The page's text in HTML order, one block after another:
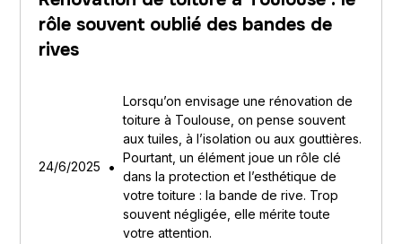
rôle souvent oublié des bandes de
rives
24/6/2025 •
Lorsqu’on envisage une rénovation de
toiture à Toulouse, on pense souvent
aux tuiles, à l’isolation ou aux gouttières.
Pourtant, un élément joue un rôle clé
dans la protection et l’esthétique de
votre toiture : la bande de rive. Trop
souvent négligée, elle mérite toute
votre attention.